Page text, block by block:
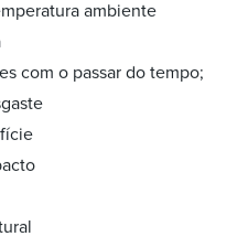
ambiente
com o passar do tempo;